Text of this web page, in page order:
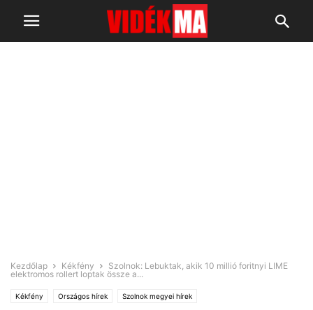
Kezdőlap Kékfény
Szolnok: Lebuktak, akik 10 millió foritnyi LIME
elektromos rollert loptak össze a...
Kékfény Országos hírek Szolnok megyei hírek